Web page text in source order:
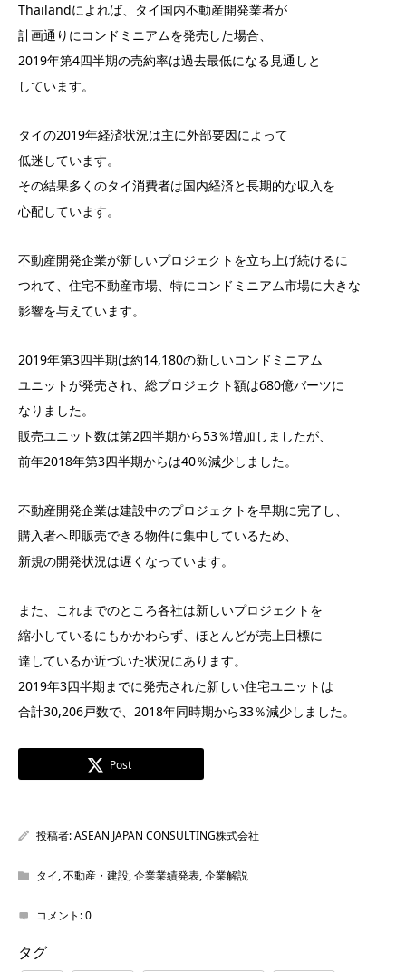
Thailandによれば、タイ国内不動産開発業者が
計画通りにコンドミニアムを発売した場合、
2019年第4四半期の売約率は過去最低になる見通しと
しています。
タイの2019年経済状況は主に外部要因によって
低迷しています。
その結果多くのタイ消費者は国内経済と長期的な収入を
心配しています。
不動産開発企業が新しいプロジェクトを立ち上げ続けるに
つれて、住宅不動産市場、特にコンドミニアム市場に大きな
影響を与えています。
2019年第3四半期は約14,180の新しいコンドミニアム
ユニットが発売され、総プロジェクト額は680億バーツに
なりました。
販売ユニット数は第2四半期から53％増加しましたが、
前年2018年第3四半期からは40％減少しました。
不動産開発企業は建設中のプロジェクトを早期に完了し、
購入者へ即販売できる物件に集中しているため、
新規の開発状況は遅くなっています。
また、これまでのところ各社は新しいプロジェクトを
縮小しているにもかかわらず、ほとんどが売上目標に
達しているか近づいた状況にあります。
2019年3四半期までに発売された新しい住宅ユニットは
合計30,206戸数で、2018年同時期から33％減少しました。
Post
投稿者:ASEAN JAPAN CONSULTING株式会社
タイ,不動産・建設,企業業績発表,企業解説
コメント:0
タグ